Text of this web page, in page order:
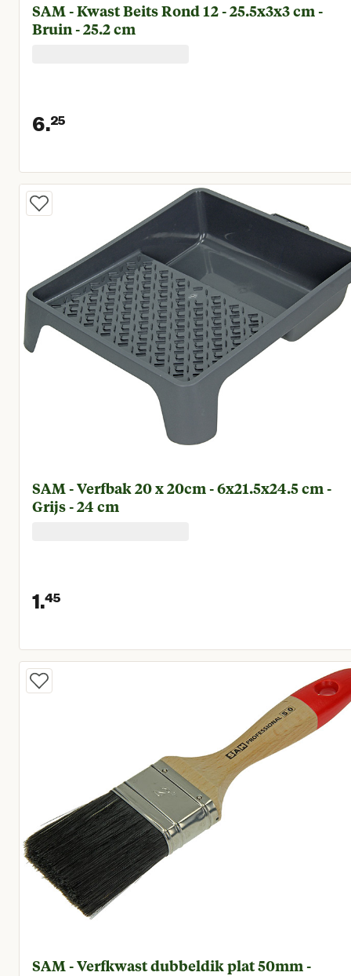
SAM - Kwast Beits Rond 12 - 25.5x3x3 cm -
Bruin - 25.2 cm
6.25
Huidige prijs € 6,25
SAM - Verfbak 20 x 20cm - 6x21.5x24.5 cm -
Grijs - 24 cm
1.45
Huidige prijs € 1,45
SAM - Verfkwast dubbeldik plat 50mm -